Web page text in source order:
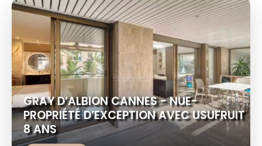
GRAY D’ALBION CANNES - NUE-
PROPRIÉTÉ D’EXCEPTION AVEC USUFRUIT
8 ANS